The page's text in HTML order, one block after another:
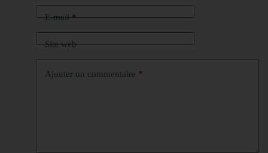
E-mail*
Site web
Ajouter un commentaire *